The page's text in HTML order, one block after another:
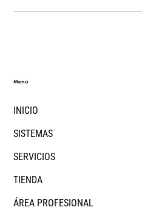
INICIO
SISTEMAS
SERVICIOS
TIENDA
ÁREA PROFESIONAL
Menú